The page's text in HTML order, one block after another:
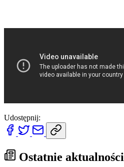
Udostępnij:
Ostatnie aktualności